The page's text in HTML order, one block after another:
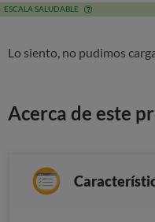
ESCALA SALUDABLE
Lo siento, no pudimos
Acerca de este